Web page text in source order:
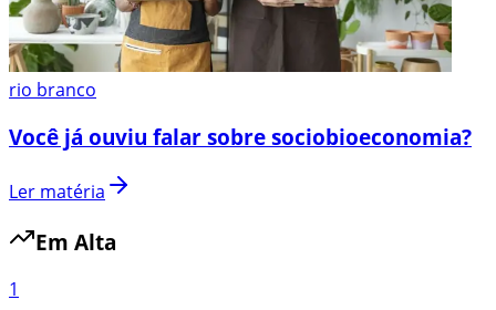
rio branco
Você já ouviu falar sobre sociobioeconomia?
Ler matéria
Em Alta
1